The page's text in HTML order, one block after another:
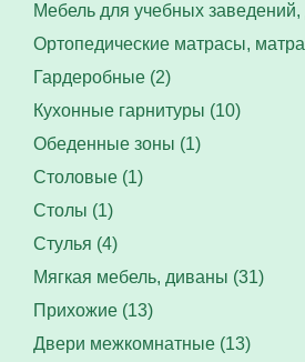
Мебель для учебных заведений,
Ортопедические матрасы,
Гардеробные (2)
Кухонные гарнитуры (10)
Обеденные зоны (1)
Столовые (1)
Столы (1)
Стулья (4)
Мягкая мебель, диваны (31)
Прихожие (13)
Двери межкомнатные (13)